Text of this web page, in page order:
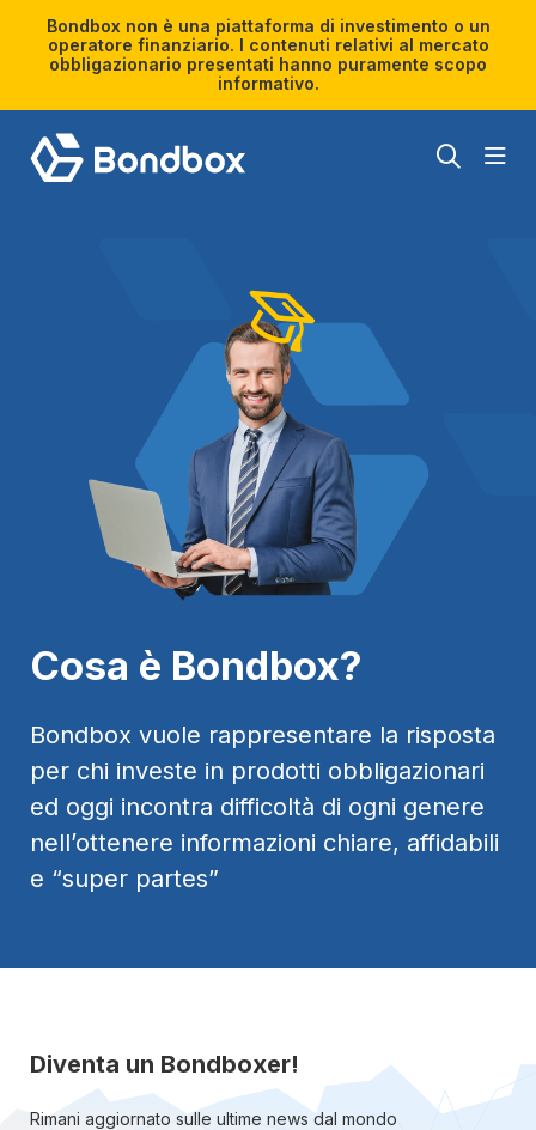
Bondbox non è una piattaforma di investimento o un
operatore finanziario. I contenuti relativi al mercato
obbligazionario presentati hanno puramente scopo
informativo.
Cosa è Bondbox?
Bondbox vuole rappresentare la risposta
per chi investe in prodotti obbligazionari
ed oggi incontra difficoltà di ogni genere
nell’ottenere informazioni chiare, affidabili
e “super partes”
Diventa un Bondboxer!
Rimani aggiornato sulle ultime news dal mondo